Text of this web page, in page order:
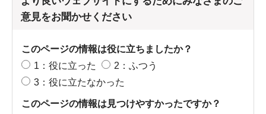
意見をお聞かせください
このページの情報は役に立ちましたか？
1：役に立った
2：ふつう
3：役に立たなかった
このページの情報は見つけやすかったですか？